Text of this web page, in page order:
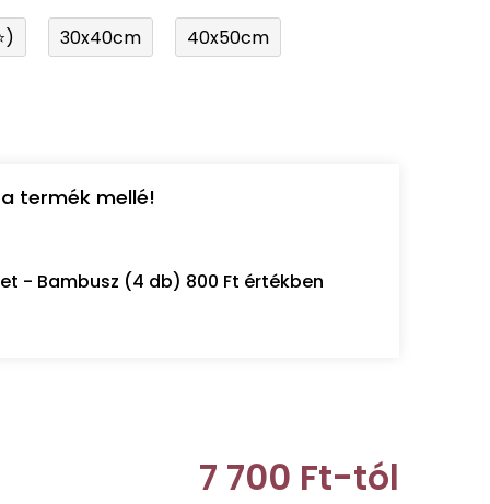
30x40cm 40x50cm
termék mellé!
- Bambusz (4 db) 800 Ft értékben
7 700 Ft-tól